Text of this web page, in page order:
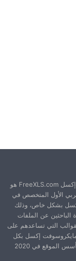
موقع فري إكسل FreeXLS.com هو
الأول المتخصص في
بشكل خاص، وذلك
الباحثين عن الملفات
التي تساعدهم على
إكسل بكل
الموقع في 2020